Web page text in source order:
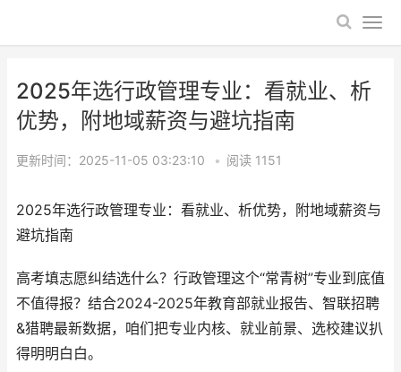
2025年选行政管理专业：看就业、析
优势，附地域薪资与避坑指南
更新时间：2025-11-05 03:23:10 • 阅读 1151
2025年选行政管理专业：看就业、析优势，附地域薪资与
避坑指南
高考填志愿纠结选什么？行政管理这个“常青树”专业到底值
不值得报？结合2024-2025年教育部就业报告、智联招聘
&猎聘最新数据，咱们把专业内核、就业前景、选校建议扒
得明明白白。